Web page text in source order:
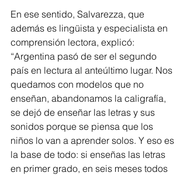
En ese sentido, Salvarezza, que
además es lingüista y especialista en
comprensión lectora, explicó:
“Argentina pasó de ser el segundo
país en lectura al anteúltimo lugar. Nos
quedamos con modelos que no
enseñan, abandonamos la caligrafía,
se dejó de enseñar las letras y sus
sonidos porque se piensa que los
niños lo van a aprender solos. Y eso es
la base de todo: si enseñas las letras
en primer grado, en seis meses todos